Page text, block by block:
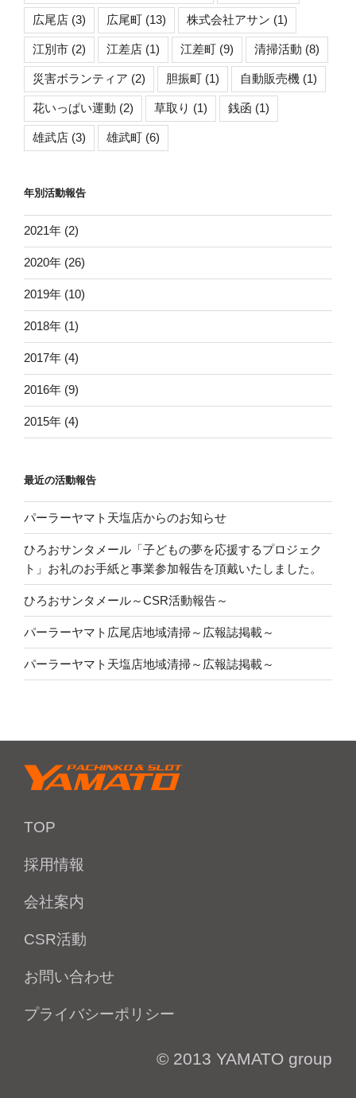
の
広尾店 (3) 広尾町 (13) 株式会社アサン (1)
江別市 (2) 江差店 (1) 江差町 (9) 清掃活動 (8)
災害ボランティア (2) 胆振町 (1) 自動販売機 (1)
花いっぱい運動 (2) 草取り (1) 銭函 (1)
雄武店 (3) 雄武町 (6)
年別活動報告
2021年 (2)
2020年 (26)
2019年 (10)
2018年 (1)
2017年 (4)
2016年 (9)
2015年 (4)
最近の活動報告
パーラーヤマト天塩店からのお知らせ
ひろおサンタメール「子どもの夢を応援するプロジェク
ト」お礼のお手紙と事業参加報告を頂戴いたしました。
ひろおサンタメール～CSR活動報告～
パーラーヤマト広尾店地域清掃～広報誌掲載～
パーラーヤマト天塩店地域清掃～広報誌掲載～
TOP
採用情報
会社案内
CSR活動
お問い合わせ
プライバシーポリシー
© 2013 YAMATO group